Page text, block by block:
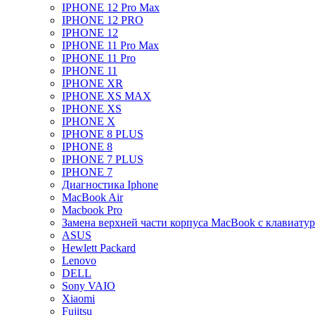
IPHONE 12 Pro Max
IPHONE 12 PRO
IPHONE 12
IPHONE 11 Pro Max
IPHONE 11 Pro
IPHONE 11
IPHONE XR
IPHONE XS MAX
IPHONE XS
IPHONE X
IPHONE 8 PLUS
IPHONE 8
IPHONE 7 PLUS
IPHONE 7
Диагностика Iphone
MacBook Air
Macbook Pro
Замена верхней части корпуса MacBook с
ASUS
Hewlett Packard
Lenovo
DELL
Sony VAIO
Xiaomi
Fujitsu